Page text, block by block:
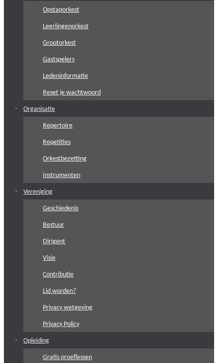
Opstaporkest
Leerlingenorkest
Grootorkest
Gastspelers
Ledeninformatie
Reset je wachtwoord
Organisatie
Repertoire
Repetities
Orkestbezetting
Instrumenten
Vereniging
Geschiedenis
Bestuur
Dirigent
Visie
Contributie
Lid worden?
Privacy wetgeving
Privacy Policy
Opleiding
Gratis proeflessen